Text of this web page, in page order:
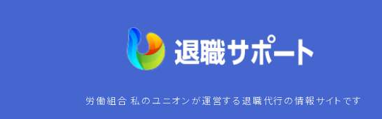
労働組合 私のユニオンが運営する退職代行の情報サイトです